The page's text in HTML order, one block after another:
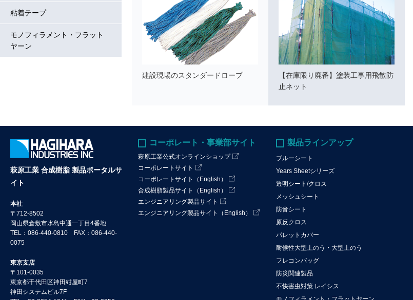
粘着テープ
モノフィラメント・フラット
ヤーン
建設現場のスタンダードロープ
【在庫限り廃番】塗装工事用飛散防
止ネット
萩原工業 合成樹脂 製品ポータルサ
イト
本社
〒712-8502
岡山県倉敷市水島中通一丁目4番地
TEL：086-440-0810 FAX：086-440-
0075
東京支店
〒101-0035
東京都千代田区神田紺屋町7
神田システムビル7F
コーポレート・事業部サイト
萩原工業公式オンラインショップ
コーポレートサイト
コーポレートサイト（English）
合成樹脂製品サイト（English）
エンジニアリング製品サイト
エンジニアリング製品サイト（English）
製品ラインアップ
ブルーシート
Years Sheetシリーズ
透明シート/クロス
メッシュシート
防音シート
原反クロス
パレットカバー
耐候性大型土のう・大型土のう
フレコンバッグ
防災関連製品
不快害虫対策 レイシス